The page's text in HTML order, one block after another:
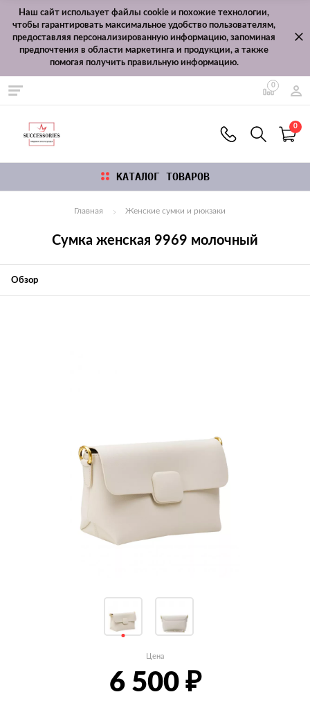
Наш сайт использует файлы cookie и похожие технологии,
чтобы гарантировать максимальное удобство пользователям,
предоставляя персонализированную информацию, запоминая
предпочтения в области маркетинга и продукции, а также
помогая получить правильную информацию.
0
0
КАТАЛОГ ТОВАРОВ
Главная Женские сумки и рюкзаки
Сумка женская 9969 молочный
Обзор
Цена
6 500 ₽